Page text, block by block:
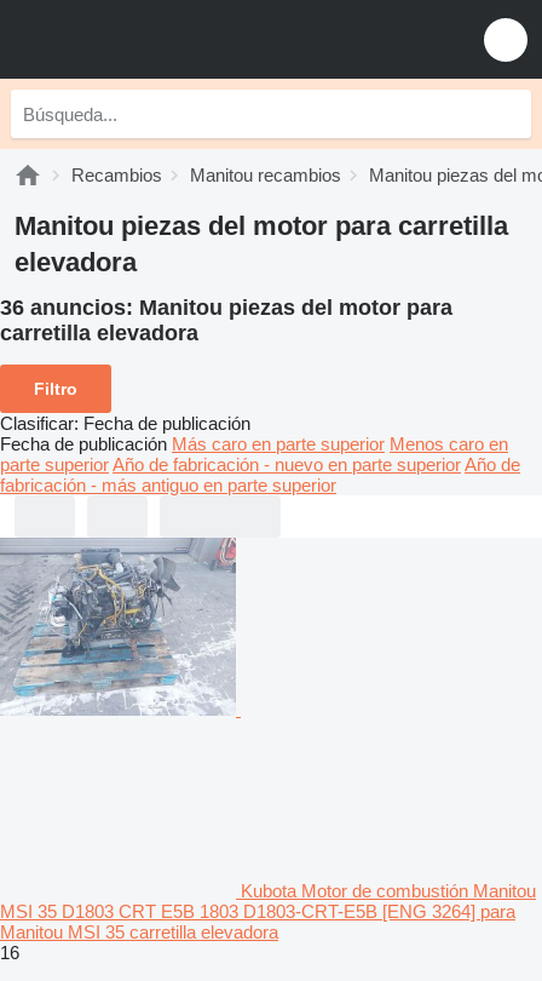
Recambios Manitou recambios Manitou piezas del
Manitou piezas del motor para carretilla
elevadora
36 anuncios: Manitou piezas del motor para
carretilla elevadora
Filtro
Clasificar: Fecha de publicación
Fecha de publicación Más caro en parte superior Menos caro en
parte superiorAño de fabricación - nuevo en parte superiorAño de
fabricación - más antiguo en parte superior
Kubota Motor de combustión Manitou
MSI 35 D1803 CRT E5B 1803 D1803-CRT-E5B [ENG 3264] para
Manitou MSI 35 carretilla elevadora
16